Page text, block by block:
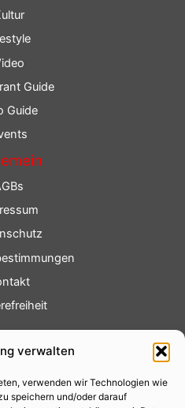
verwalten
verwenden wir Technologien wie
speichern und/oder darauf
Guide
Guide